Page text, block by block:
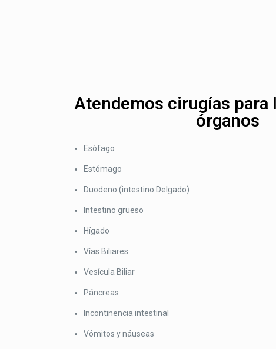
Atendemos cirugías para
órganos
Esófago
Estómago
Duodeno (intestino Delgado)
Intestino grueso
Hígado
Vías Biliares
Vesícula Biliar
Páncreas
Incontinencia intestinal
Vómitos y náuseas